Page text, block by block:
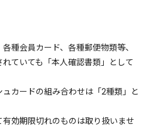
種会員カード、各種郵便物類等、
ていても「本人確認書類」として
カードの組み合わせは「2種類」と
効期限切れのものは取り扱いませ